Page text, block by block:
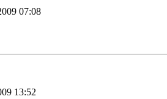
07:08
13:52